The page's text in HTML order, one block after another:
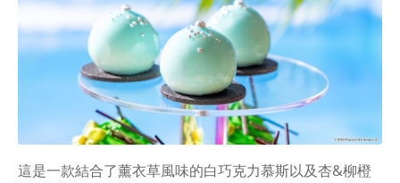
這是一款結合了薰衣草風味的白巧克力慕斯以及杏&柳橙